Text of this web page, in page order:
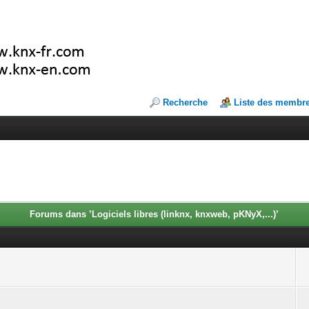
Recherche Liste des
Forums dans ’Logiciels libres (linknx, knxweb, pKNyX,...)’